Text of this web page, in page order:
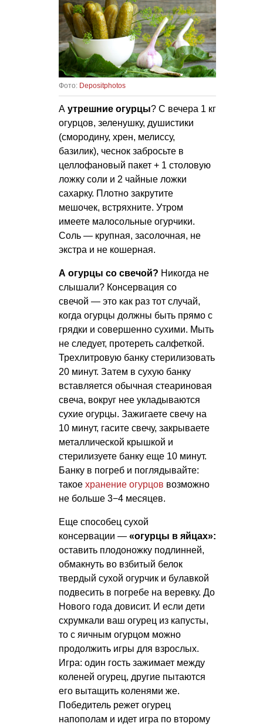
Фото: Depositphotos
А утрешние огурцы? С вечера 1 кг
огурцов, зеленушку, душистики
(смородину, хрен, мелиссу,
базилик), чеснок забросьте в
целлофановый пакет + 1 столовую
ложку соли и 2 чайные ложки
сахарку. Плотно закрутите
мешочек, встряхните. Утром
имеете малосольные огурчики.
Соль — крупная, засолочная, не
экстра и не кошерная.
А огурцы со свечой? Никогда не
слышали? Консервация со
свечой — это как раз тот случай,
когда огурцы должны быть прямо с
грядки и совершенно сухими. Мыть
не следует, протереть салфеткой.
Трехлитровую банку стерилизовать
20 минут. Затем в сухую банку
вставляется обычная стеариновая
свеча, вокруг нее укладываются
сухие огурцы. Зажигаете свечу на
10 минут, гасите свечу, закрываете
металлической крышкой и
стерилизуете банку еще 10 минут.
Банку в погреб и поглядывайте:
такое хранение огурцов возможно
не больше 3−4 месяцев.
Еще способец сухой
консервации — «огурцы в яйцах»:
оставить плодоножку подлинней,
обмакнуть во взбитый белок
твердый сухой огурчик и булавкой
подвесить в погребе на веревку. До
Нового года довисит. И если дети
схрумкали ваш огурец из капусты,
то с яичным огурцом можно
продолжить игры для взрослых.
Игра: один гость зажимает между
коленей огурец, другие пытаются
его вытащить коленями же.
Победитель режет огурец
напополам и идет игра по второму